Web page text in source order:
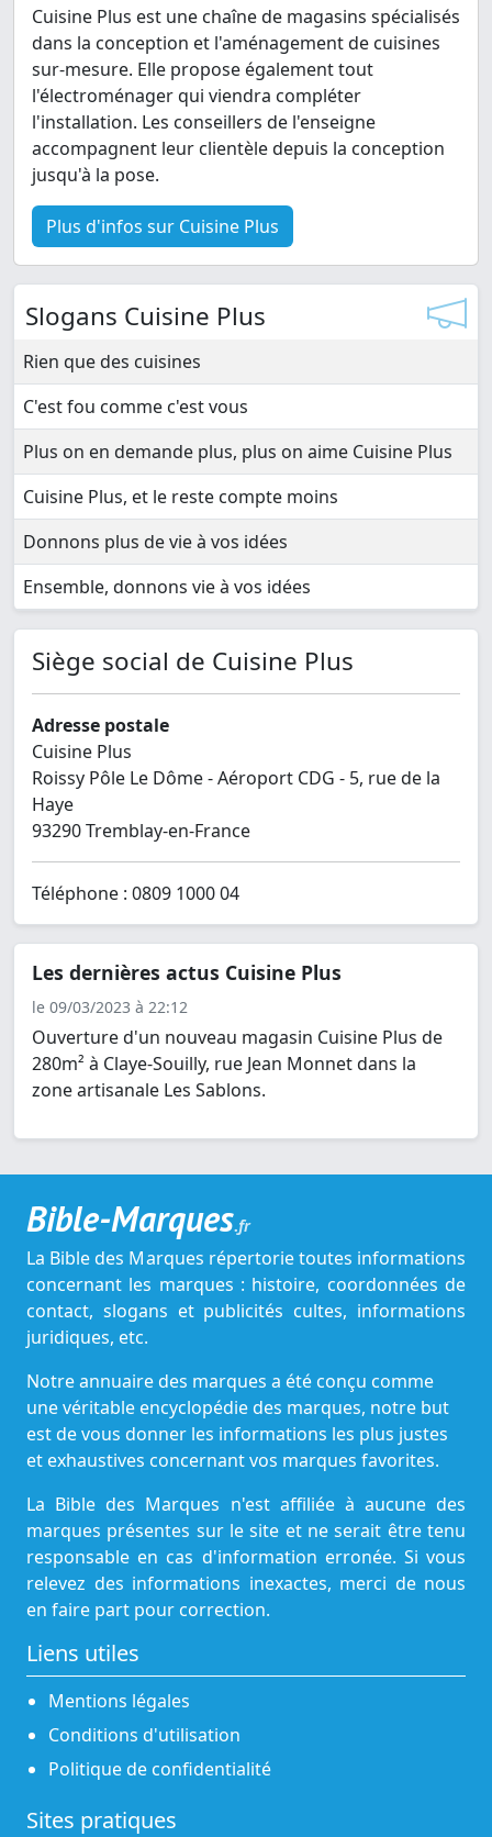
Cuisine Plus est une chaîne de magasins spécialisés
dans la conception et l'aménagement de cuisines
sur-mesure. Elle propose également tout
l'électroménager qui viendra compléter
l'installation. Les conseillers de l'enseigne
accompagnent leur clientèle depuis la conception
jusqu'à la pose.
Plus d'infos sur Cuisine Plus
Slogans Cuisine Plus
Rien que des cuisines
C'est fou comme c'est vous
Plus on en demande plus, plus on aime Cuisine Plus
Cuisine Plus, et le reste compte moins
Donnons plus de vie à vos idées
Ensemble, donnons vie à vos idées
Siège social de Cuisine Plus
Adresse postale
Cuisine Plus
Roissy Pôle Le Dôme - Aéroport CDG - 5, rue de la
Haye
93290 Tremblay-en-France
Téléphone : 0809 1000 04
Les dernières actus Cuisine Plus
le 09/03/2023 à 22:12
Ouverture d'un nouveau magasin Cuisine Plus de
280m² à Claye-Souilly, rue Jean Monnet dans la
zone artisanale Les Sablons.
Bible-Marques.fr
La Bible des Marques répertorie toutes informations
concernant les marques : histoire, coordonnées de
contact, slogans et publicités cultes, informations
juridiques, etc.
Notre annuaire des marques a été conçu comme
une véritable encyclopédie des marques, notre but
est de vous donner les informations les plus justes
et exhaustives concernant vos marques favorites.
La Bible des Marques n'est affiliée à aucune des
marques présentes sur le site et ne serait être tenu
responsable en cas d'information erronée. Si vous
relevez des informations inexactes, merci de nous
en faire part pour correction.
Liens utiles
Mentions légales
Conditions d'utilisation
Politique de confidentialité
Sites pratiques